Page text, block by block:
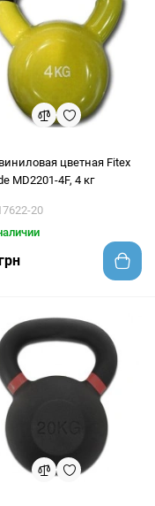
цветная Fitex
MD2201-4F, 4 кг
20